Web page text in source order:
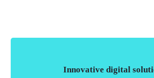
Innovative digital